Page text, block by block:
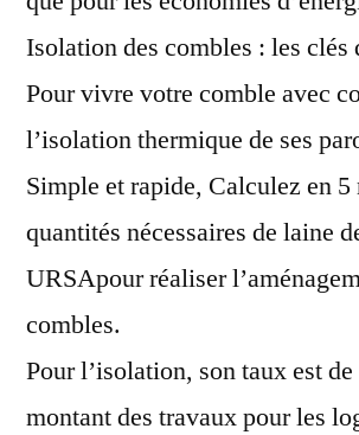
Isolation des combles : les clés
Pour vivre votre comble avec
l’isolation thermique de ses
Simple et rapide, Calculez en 5
quantités nécessaires de laine
URSApour réaliser
combles.
Pour l’isolation, son taux est
montant des travaux pour les